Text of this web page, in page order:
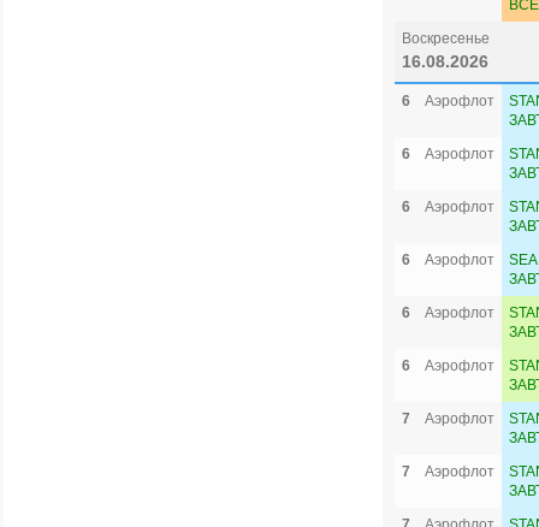
Воскресенье
16.08.2026
6 Аэрофлот
6
Аэрофлот
6
Аэрофлот
6
Аэрофлот
6
Аэрофлот
6
Аэрофлот
7
Аэрофлот
7
Аэрофлот